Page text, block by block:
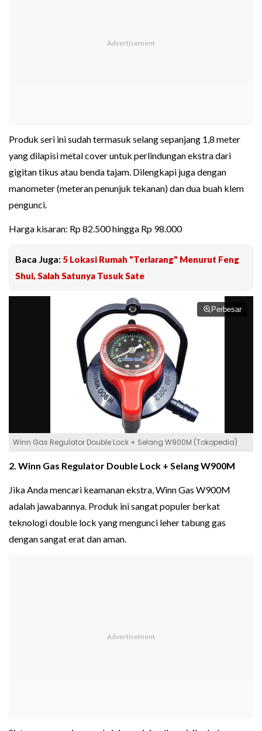
Produk seri ini sudah termasuk selang sepanjang 1,8 meter
yang dilapisi metal cover untuk perlindungan ekstra dari
gigitan tikus atau benda tajam. Dilengkapi juga dengan
manometer (meteran penunjuk tekanan) dan dua buah klem
pengunci.
Harga kisaran: Rp 82.500 hingga Rp 98.000
Baca Juga: 5 Lokasi Rumah "Terlarang" Menurut Feng
Shui, Salah Satunya Tusuk Sate
Perbesar
Winn Gas Regulator Double Lock + Selang W900M (Tokopedia)
2. Winn Gas Regulator Double Lock + Selang W900M
Jika Anda mencari keamanan ekstra, Winn Gas W900M
adalah jawabannya. Produk ini sangat populer berkat
teknologi double lock yang mengunci leher tabung gas
dengan sangat erat dan aman.